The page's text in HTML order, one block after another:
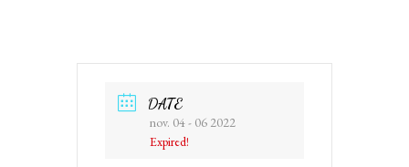
DATE
nov. 04 - 06 2022
Expired!